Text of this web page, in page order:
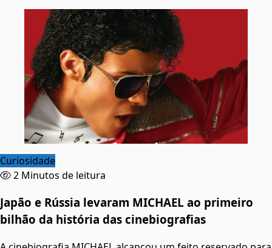
Curiosidade
2 Minutos de leitura
Japão e Rússia levaram MICHAEL ao primeiro
bilhão da história das cinebiografias